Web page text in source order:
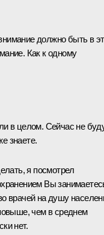
должно быть в
Как к одному
в целом. Сейчас не
знаете.
я посмотрел
Вы
врачей на душу
чем в среднем
нет.